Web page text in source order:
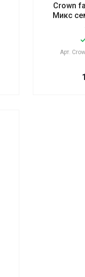
Crown
Микс
Арт.